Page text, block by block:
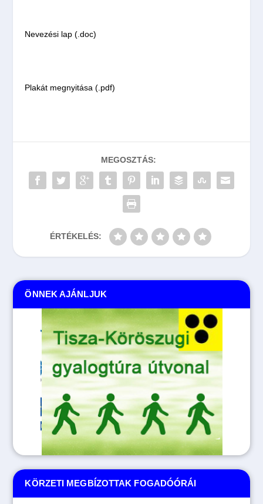
Nevezési lap (.doc)
Plakát megnyitása (.pdf)
MEGOSZTÁS:
ÉRTÉKELÉS:
KÖRZETI MEGBÍZOTTAK FOGADÓÓRÁI
ÖNNEK AJÁNLJUK